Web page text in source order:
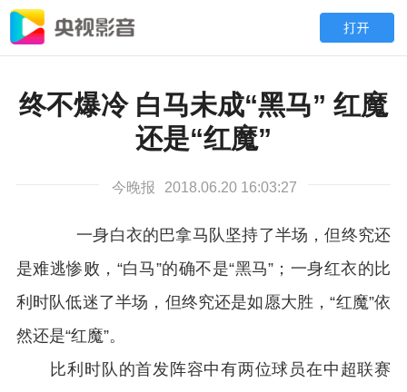
终不爆冷 白马未成“黑马” 红魔
还是“红魔”
今晚报 2018.06.20 16:03:27
一身白衣的巴拿马队坚持了半场，但终究还
是难逃惨败，“白马”的确不是“黑马”；一身红衣的比
利时队低迷了半场，但终究还是如愿大胜，“红魔”依
然还是“红魔”。
比利时队的首发阵容中有两位球员在中超联赛